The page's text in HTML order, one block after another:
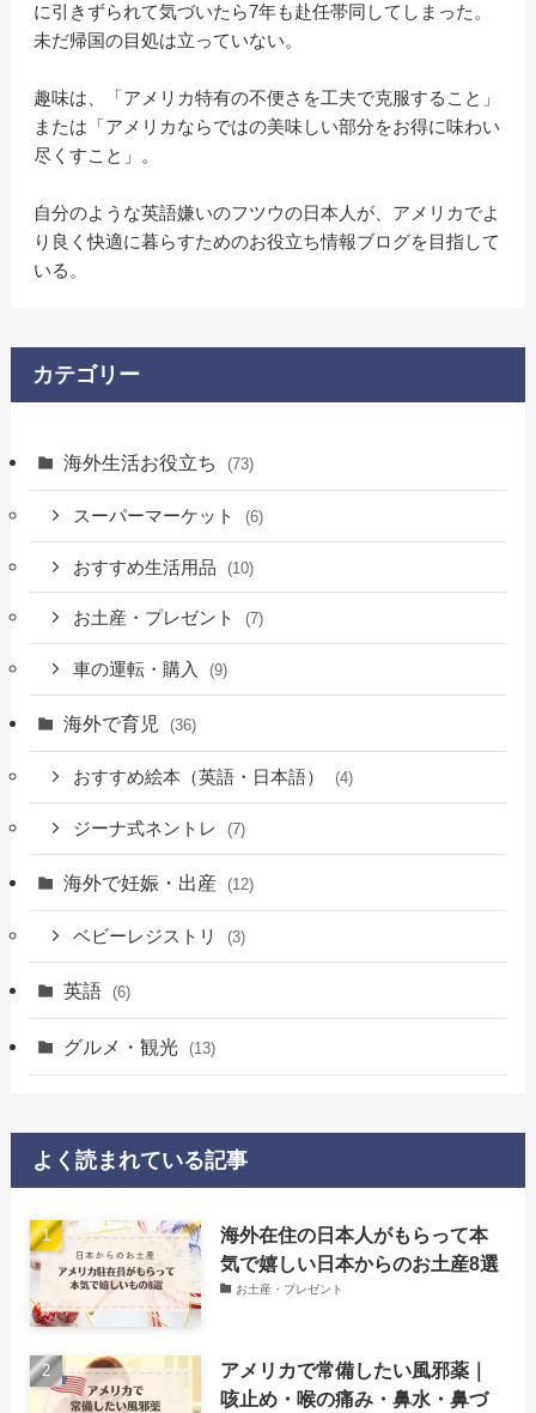
に引きずられて気づいたら7年も赴任帯同してしまった。
未だ帰国の目処は立っていない。
趣味は、「アメリカ特有の不便さを工夫で克服すること」
または「アメリカならではの美味しい部分をお得に味わい
尽くすこと」。
自分のような英語嫌いのフツウの日本人が、アメリカでよ
り良く快適に暮らすためのお役立ち情報ブログを目指して
いる。
カテゴリー
海外生活お役立ち (73)
スーパーマーケット (6)
おすすめ生活用品 (10)
お土産・プレゼント (7)
車の運転・購入 (9)
海外で育児 (36)
おすすめ絵本（英語・日本語） (4)
ジーナ式ネントレ (7)
海外で妊娠・出産 (12)
ベビーレジストリ (3)
英語 (6)
グルメ・観光 (13)
よく読まれている記事
海外在住の日本人がもらって本
気で嬉しい日本からのお土産8選
お土産・プレゼント
アメリカで常備したい風邪薬｜
咳止め・喉の痛み・鼻水・鼻づ